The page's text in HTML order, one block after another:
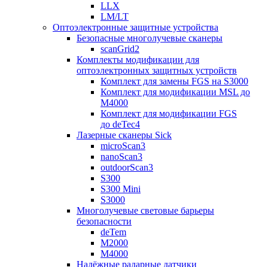
LLX
LM/LT
Оптоэлектронные защитные устройства
Безопасные многолучевые сканеры
scanGrid2
Комплекты модификации для
оптоэлектронных защитных устройств
Комплект для замены FGS на S3000
Комплект для модификации MSL до
M4000
Комплект для модификации FGS
до deTec4
Лазерные сканеры Sick
microScan3
nanoScan3
outdoorScan3
S300
S300 Mini
S3000
Многолучевые световые барьеры
безопасности
deTem
M2000
M4000
Надёжные радарные датчики